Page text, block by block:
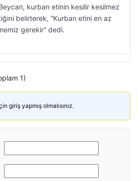
kurban etinin kesilir kesilmez
belirterek, “Kurban etini en az
gerekir” dedi.
1)
giriş yapmış olmalısınız.